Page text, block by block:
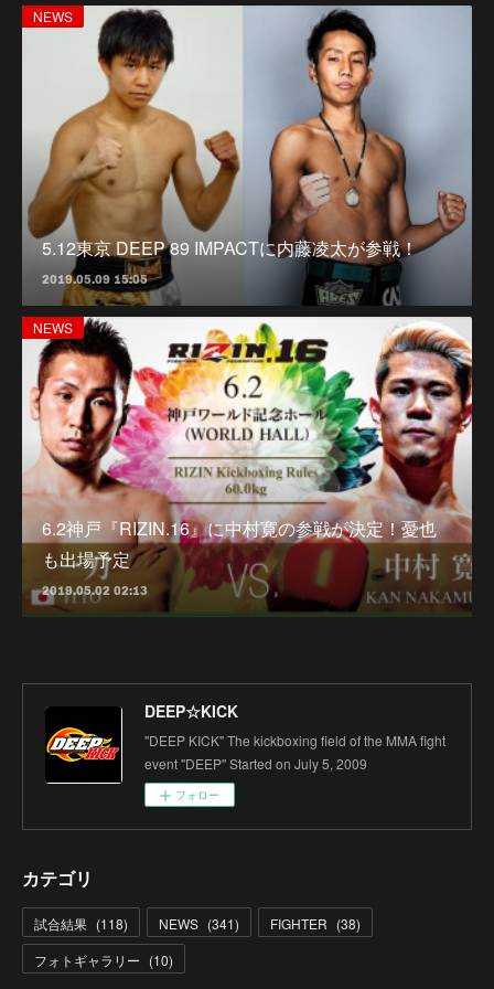
NEWS
5.12東京 DEEP 89 IMPACTに内藤凌太が参戦！
2019.05.09 15:05
NEWS
6.2神戸『RIZIN.16』に中村寛の参戦が決定！憂也
も出場予定
2019.05.02 02:13
DEEP☆KICK
"DEEP KICK" The kickboxing field of the MMA fight
event "DEEP" Started on July 5, 2009
フォロー
カテゴリ
試合結果 (118) NEWS (341) FIGHTER (38)
フォトギャラリー (10)